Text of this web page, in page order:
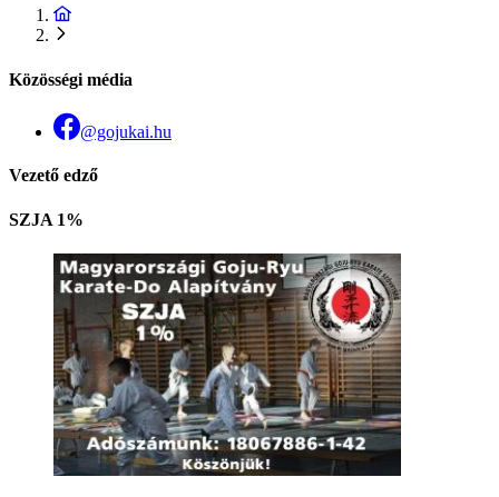
Közösségi média
@gojukai.hu
Vezető edző
SZJA 1%